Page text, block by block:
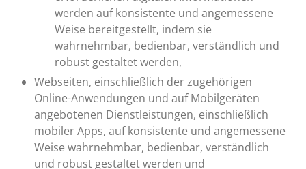
werden auf konsistente und angemessene
Weise bereitgestellt, indem sie
wahrnehmbar, bedienbar, verständlich und
robust gestaltet werden,
Webseiten, einschließlich der zugehörigen
Online-Anwendungen und auf Mobilgeräten
angebotenen Dienstleistungen, einschließlich
mobiler Apps, auf konsistente und angemessene
Weise wahrnehmbar, bedienbar, verständlich
und robust gestaltet werden und